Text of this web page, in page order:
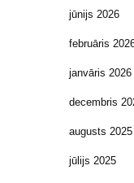
jūnijs 2026
februāris
janvāris 2026
decembris
augusts 2025
jūlijs 2025